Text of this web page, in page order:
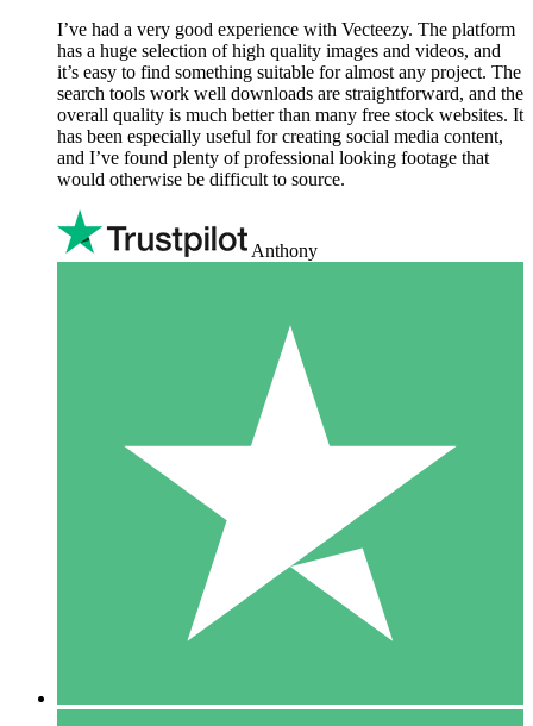
I’ve had a very good experience with Vecteezy. The platform
has a huge selection of high quality images and videos, and
it’s easy to find something suitable for almost any project. The
search tools work well downloads are straightforward, and the
overall quality is much better than many free stock websites. It
has been especially useful for creating social media content,
and I’ve found plenty of professional looking footage that
would otherwise be difficult to source.
Anthony